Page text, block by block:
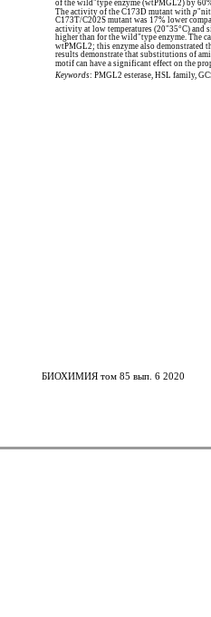
of the wild"type enzyme (wtPMGL2) by
The activity of the C173D mutant with p
C173T/C202S mutant was 17% lower
activity at low temperatures (20"35°C)
higher than for the wild"type enzyme. The
wtPMGL2; this enzyme also demonstrated
results demonstrate that substitutions of
motif can have a significant effect on the
Keywords: PMGL2 esterase, HSL family,
БИОХИМИЯ том 85 вып. 6 2020